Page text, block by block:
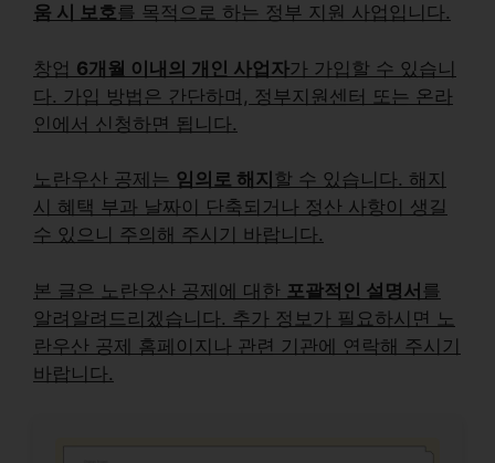
움 시 보호를 목적으로 하는 정부 지원 사업입니다.
창업 6개월 이내의 개인 사업자가 가입할 수 있습니
다. 가입 방법은 간단하며, 정부지원센터 또는 온라
인에서 신청하면 됩니다.
노란우산 공제는 임의로 해지 할 수 있습니다. 해지
시 혜택 부과 날짜이 단축되거나 정산 사항이 생길
수 있으니 주의해 주시기 바랍니다.
본 글은 노란우산 공제에 대한 포괄적인 설명서 를
알려알려드리겠습니다. 추가 정보가 필요하시면 노
란우산 공제 홈페이지나 관련 기관에 연락해 주시기
바랍니다.